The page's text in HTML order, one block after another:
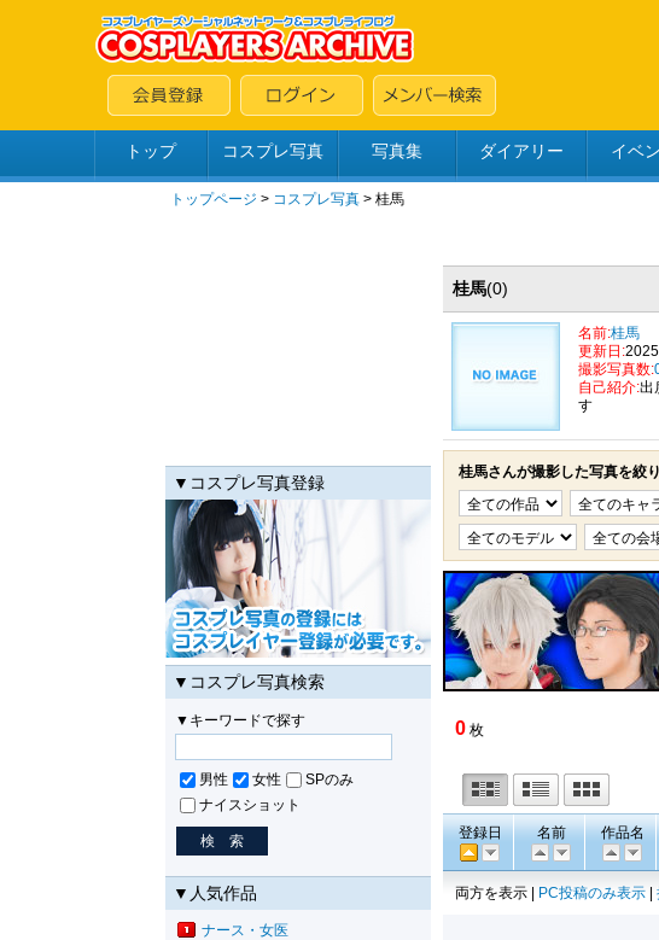
トップ コスプレ写真 写真集 ダイアリー イベ
トップページ > コスプレ写真 > 桂馬
▼コスプレ写真登録
▼コスプレ写真検索
▼キーワードで探す
男性 女性
SPのみ
ナイスショット
▼人気作品
ナース・女医
桂馬(0)
名前:桂馬
更新日:
撮影写真数:
自己紹介:出
す
桂馬さんが撮影した写真を絞
0 枚
登録日 名前 作品名
両方を表示 | PC投稿のみ表示